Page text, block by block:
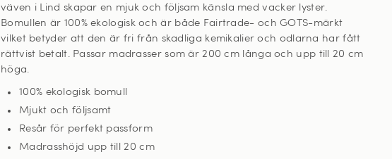
väven i Lind skapar en mjuk och följsam känsla med vacker lyster.
Bomullen är 100% ekologisk och är både Fairtrade- och GOTS-märkt
vilket betyder att den är fri från skadliga kemikalier och odlarna har fått
rättvist betalt. Passar madrasser som är 200 cm långa och upp till 20 cm
höga.
100% ekologisk bomull
Mjukt och följsamt
Resår för perfekt passform
Madrasshöjd upp till 20 cm